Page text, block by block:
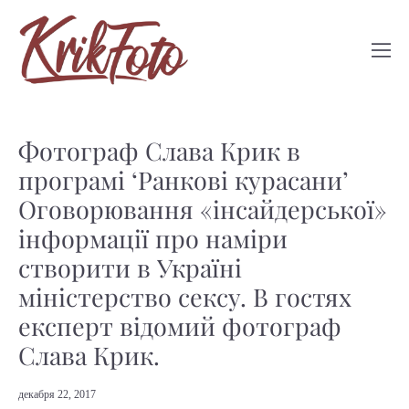
Фотограф Слава Крик в
програмі ‘Ранкові курасани’
Оговорювання «інсайдерської»
інформації про наміри
створити в Україні
міністерство сексу. В гостях
експерт відомий фотограф
Слава Крик.
декабря 22, 2017